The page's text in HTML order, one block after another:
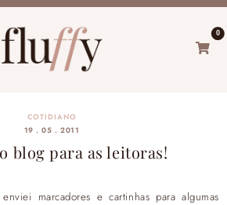
0
COTIDIANO
19 . 05 . 2011
blog para as leitoras!
enviei marcadores e cartinhas para algumas